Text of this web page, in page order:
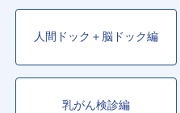
人間ドック＋脳ドック編
乳がん検診編